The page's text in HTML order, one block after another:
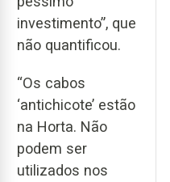
investimento”, que
não quantificou.
“Os cabos
‘antichicote’ estão
na Horta. Não
podem ser
utilizados nos